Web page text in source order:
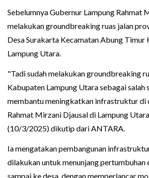
Sebelumnya Gubernur Lampung Rahmat
melakukan groundbreaking ruas jalan
Desa Surakarta Kecamatan Abung Timur
Lampung Utara.
"Tadi sudah melakukan groundbreaking
Kabupaten Lampung Utara sebagai salah
membantu meningkatkan infrastruktur di
Rahmat Mirzani Djausal di Lampung
(10/3/2025) dikutip dari ANTARA.
Ia mengatakan pembangunan
dilakukan untuk menunjang pertumbuhan
sampai ke desa, dengan memperlancar